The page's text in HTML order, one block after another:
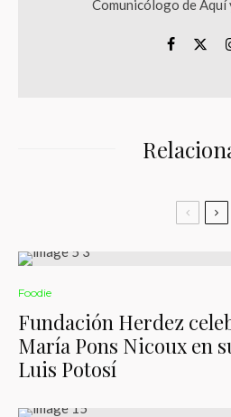
Comunicólogo de Aquí
Foodie
Fundación Herdez
María Pons Nicoux en
Luis Potosí